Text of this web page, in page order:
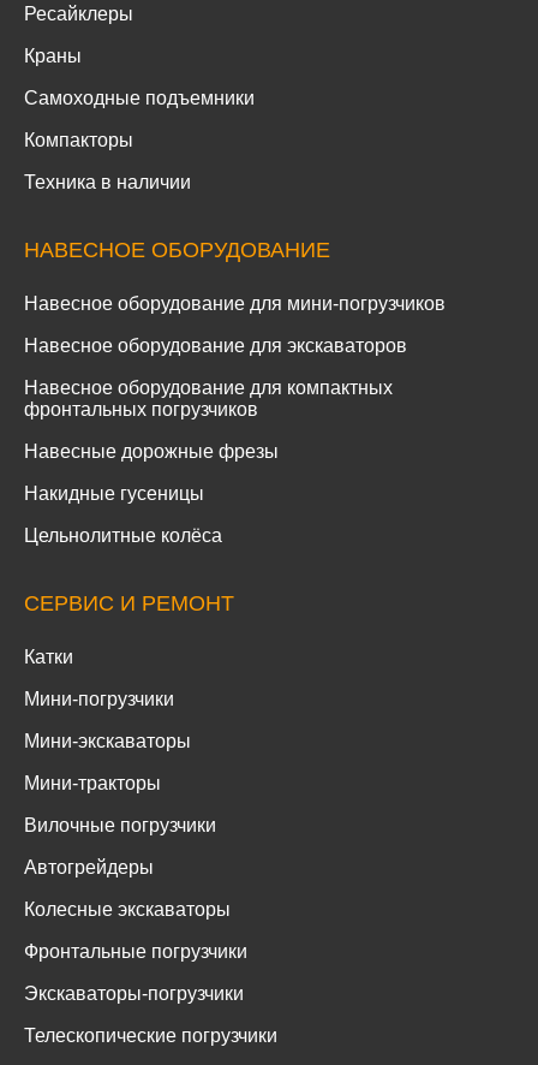
Ресайклеры
Краны
Самоходные подъемники
Компакторы
Техника в наличии
НАВЕСНОЕ ОБОРУДОВАНИЕ
Навесное оборудование для мини-погрузчиков
Навесное оборудование для экскаваторов
Навесное оборудование для компактных
фронтальных погрузчиков
Навесные дорожные фрезы
Накидные гусеницы
Цельнолитные колёса
СЕРВИС И РЕМОНТ
Катки
Мини-погрузчики
Мини-экскаваторы
Мини-тракторы
Вилочные погрузчики
Автогрейдеры
Колесные экскаваторы
Фронтальные погрузчики
Экскаваторы-погрузчики
Телескопические погрузчики